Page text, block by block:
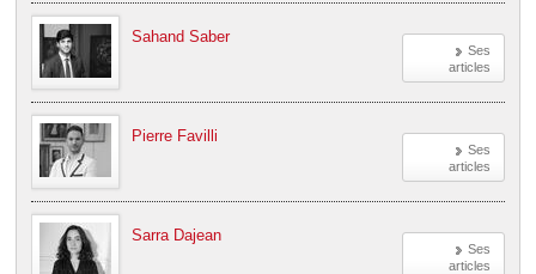
Ses
articles
Sahand Saber
Ses
articles
Pierre Favilli
Ses
articles
Sarra Dajean